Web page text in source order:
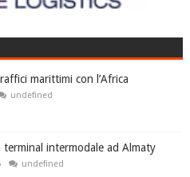
marittimi con l’Africa
undefined
terminal intermodale ad Almaty
undefined